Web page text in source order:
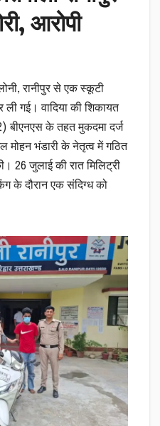
आरोपी
रानीपुर से एक स्कूटी
ली गई। वादिया की शिकायत
बीएनएस के तहत मुकदमा दर्ज
मोहन भंडारी के नेतृत्व में गठित
26 जुलाई की रात मिलिट्री
के दौरान एक संदिग्ध को